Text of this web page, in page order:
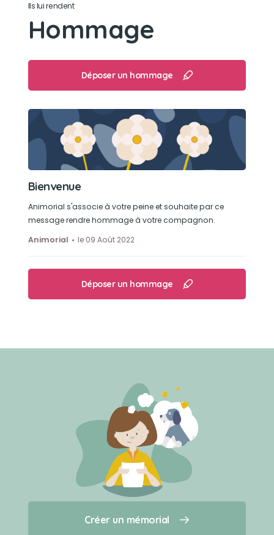
Créer un mémorial
Qui sommes-nous ?
Courir après ses petits
Ils lui rendent
Hommage
Déposer un hommage
Bienvenue
Animorial s'associe à votre peine et souhaite par ce
message rendre hommage à votre compagnon.
Animorial
le 09 Août 2022
Déposer un hommage
Créer un mémorial